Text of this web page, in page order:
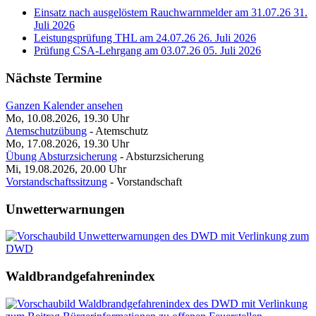
Einsatz nach ausgelöstem Rauchwarnmelder am 31.07.26 31.
Juli 2026
Leistungsprüfung THL am 24.07.26 26. Juli 2026
Prüfung CSA-Lehrgang am 03.07.26 05. Juli 2026
Nächste Termine
Ganzen Kalender ansehen
Mo, 10.08.2026, 19.30 Uhr
Atemschutzübung - Atemschutz
Mo, 17.08.2026, 19.30 Uhr
Übung Absturzsicherung - Absturzsicherung
Mi, 19.08.2026, 20.00 Uhr
Vorstandschaftssitzung - Vorstandschaft
Unwetterwarnungen
Waldbrandgefahrenindex